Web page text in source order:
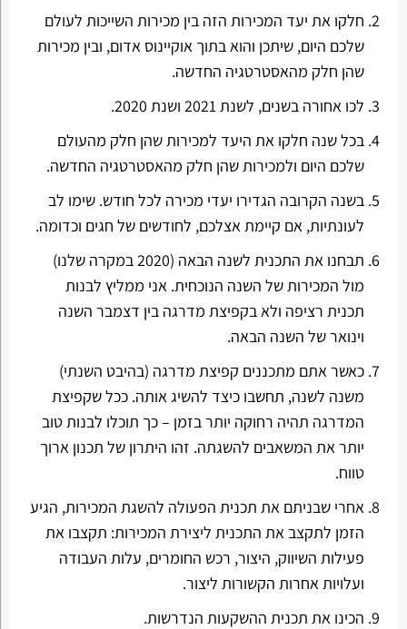
חלקו את יעד המכירות הזה בין מכירות השייכות לעולם
שלכם היום, שיתכן והוא בתוך אוקיינוס אדום, ובין מכירות
שהן חלק מהאסטרטגיה החדשה.
לכו אחורה בשנים, לשנת 2021 ושנת 2020.
בכל שנה חלקו את היעד למכירות שהן חלק מהעולם
שלכם היום ולמכירות שהן חלק מהאסטרטגיה החדשה.
בשנה הקרובה הגדירו יעדי מכירה לכל חודש. שימו לב
לעונתיות, אם קיימת אצלכם, לחודשים של חגים וכדומה.
תבחנו את התכנית לשנה הבאה (2020 במקרה שלנו)
מול המכירות של השנה הנוכחית. אני ממליץ לבנות
תכנית רציפה ולא בקפיצת מדרגה בין דצמבר השנה
וינואר של השנה הבאה.
כאשר אתם מתכננים קפיצת מדרגה (בהיבט השנתי)
משנה לשנה, תחשבו כיצד להשיג אותה. ככל שקפיצת
המדרגה תהיה רחוקה יותר בזמן – כך תוכלו לבנות טוב
יותר את המשאבים להשגתה. זהו היתרון של תכנון ארוך
טווח.
אחרי שבניתם את תכנית הפעולה להשגת המכירות, הגיע
הזמן לתקצב את התכנית ליצירת המכירות: תקצבו את
פעילות השיווק, היצור, רכש החומרים, עלות העבודה
ועלויות אחרות הקשורות ליצור.
הכינו את תכנית ההשקעות הנדרשות.